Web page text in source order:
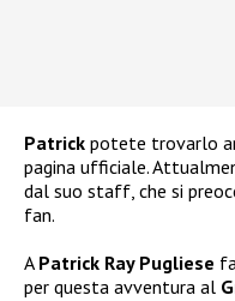
Patrick potete trovarlo
pagina ufficiale.
dal suo staff, che si
fan.
A Patrick Ray Pugliese
per questa avventura al